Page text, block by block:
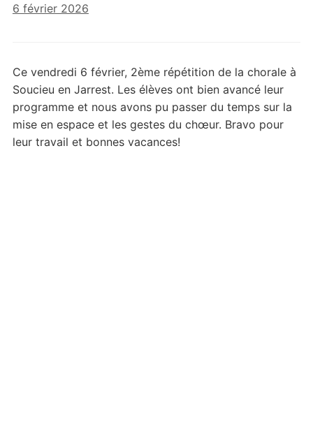
6 février 2026
Ce vendredi 6 février, 2ème répétition de la chorale à
Soucieu en Jarrest. Les élèves ont bien avancé leur
programme et nous avons pu passer du temps sur la
mise en espace et les gestes du chœur. Bravo pour
leur travail et bonnes vacances!